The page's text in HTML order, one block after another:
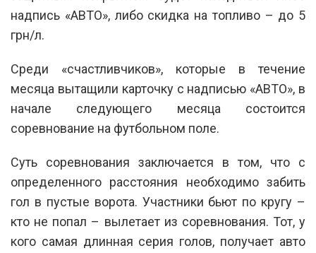
надпись «АВТО», либо скидка на топливо – до 5
грн/л.
Среди «счастливчиков», которые в течение
месяца вытащили карточку с надписью «АВТО», в
начале следующего месяца состоится
соревнование на футбольном поле.
Суть соревнования заключается в том, что с
определенного расстояния необходимо забить
гол в пустые ворота. Участники бьют по кругу –
кто не попал – вылетает из соревнования. Тот, у
кого самая длинная серия голов, получает авто